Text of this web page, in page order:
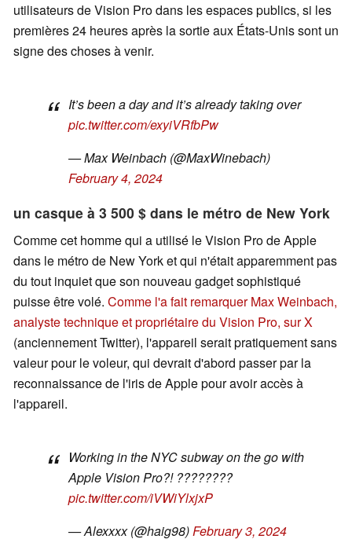
utilisateurs de Vision Pro dans les espaces publics, si les
premières 24 heures après la sortie aux États-Unis sont un
signe des choses à venir.
It’s been a day and it’s already taking over
pic.twitter.com/exyiVRfbPw
— Max Weinbach (@MaxWinebach)
February 4, 2024
un casque à 3 500 $ dans le métro de New York
Comme cet homme qui a utilisé le Vision Pro de Apple
dans le métro de New York et qui n'était apparemment pas
du tout inquiet que son nouveau gadget sophistiqué
puisse être volé. Comme l'a fait remarquer Max Weinbach,
analyste technique et propriétaire du Vision Pro, sur X
(anciennement Twitter), l'appareil serait pratiquement sans
valeur pour le voleur, qui devrait d'abord passer par la
reconnaissance de l'iris de Apple pour avoir accès à
l'appareil.
Working in the NYC subway on the go with
Apple Vision Pro?! ????????
pic.twitter.com/iVWiYlxjxP
— Alexxxx (@haig98)February 3, 2024